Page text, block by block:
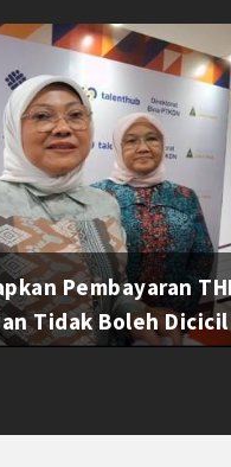
Pembayaran
Tidak Boleh Dicicil